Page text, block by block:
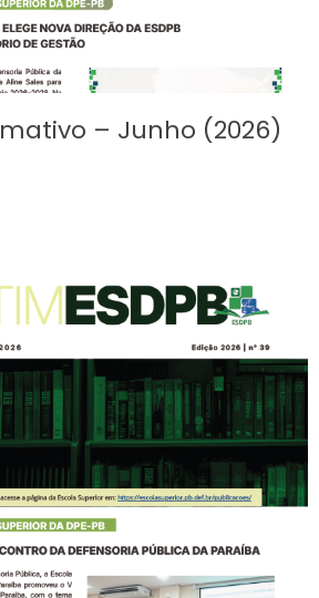
– Junho (2026)